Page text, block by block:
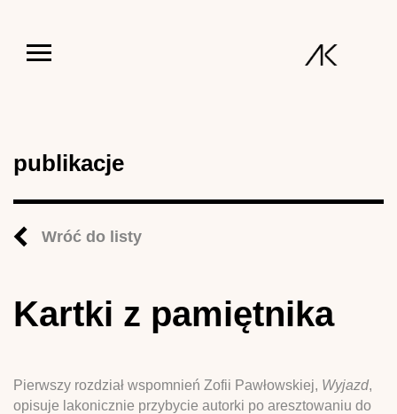
publikacje
Wróć do listy
Kartki z pamiętnika
Pierwszy rozdział wspomnień Zofii Pawłowskiej, Wyjazd,
opisuje lakonicznie przybycie autorki po aresztowaniu do